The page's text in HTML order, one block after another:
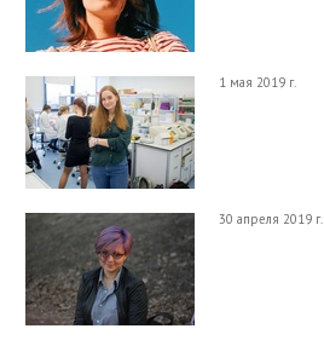
1 мая 2019 г.
30 апреля 2019 г.